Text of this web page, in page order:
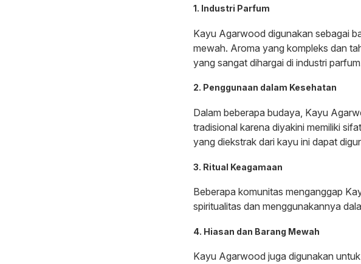
1. Industri Parfum
Kayu Agarwood digunakan sebagai
mewah. Aroma yang kompleks dan
yang sangat dihargai di industri
2. Penggunaan dalam Kesehatan
Dalam beberapa budaya, Kayu
tradisional karena diyakini memiliki
yang diekstrak dari kayu ini dapat
3. Ritual Keagamaan
Beberapa komunitas menganggap
spiritualitas dan menggunakannya
4. Hiasan dan Barang Mewah
Kayu Agarwood juga digunakan